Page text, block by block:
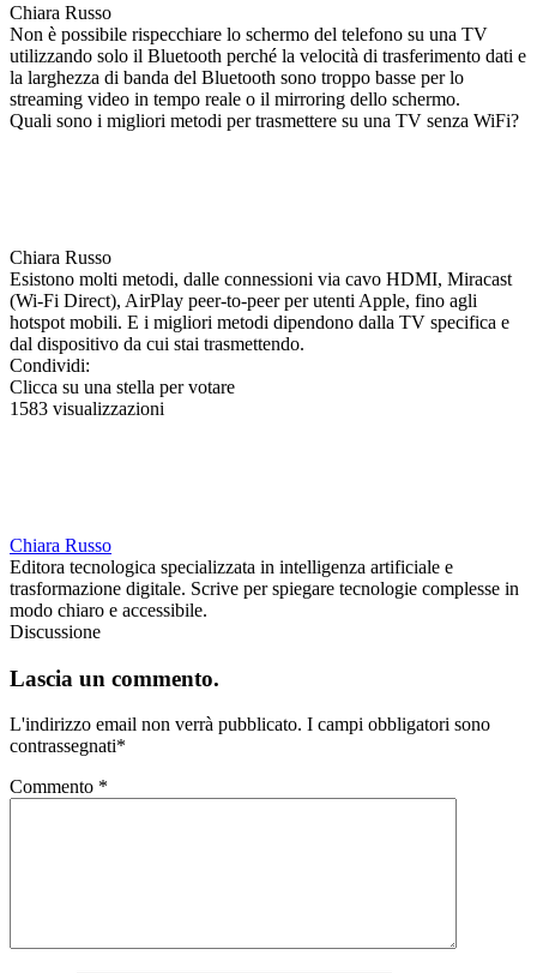
Chiara Russo
Non è possibile rispecchiare lo schermo del telefono su una TV
utilizzando solo il Bluetooth perché la velocità di trasferimento dati e
la larghezza di banda del Bluetooth sono troppo basse per lo
streaming video in tempo reale o il mirroring dello schermo.
Quali sono i migliori metodi per trasmettere su una TV senza WiFi?
Chiara Russo
Esistono molti metodi, dalle connessioni via cavo HDMI, Miracast
(Wi-Fi Direct), AirPlay peer-to-peer per utenti Apple, fino agli
hotspot mobili. E i migliori metodi dipendono dalla TV specifica e
dal dispositivo da cui stai trasmettendo.
Condividi:
Clicca su una stella per votare
1583 visualizzazioni
Chiara Russo
Editora tecnologica specializzata in intelligenza artificiale e
trasformazione digitale. Scrive per spiegare tecnologie complesse in
modo chiaro e accessibile.
Discussione
Lascia un commento.
L'indirizzo email non verrà pubblicato. I campi obbligatori sono
contrassegnati*
Commento *